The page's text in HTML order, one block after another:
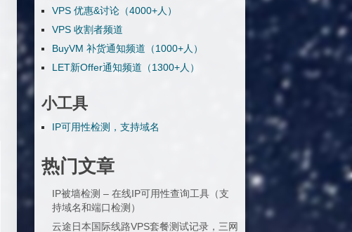
VPS 优惠&讨论（4000+人）
VPS 收割者频道
BuyVM 补货通知频道（1000+人）
LET新Offer通知频道（1300+人）
小工具
IP可用性检测，支持域名
热门文章
IP被墙检测 – 在线IP可用性查询工具（支
持域名和端口检测）
云途日本国际线路VPS套餐测试记录，三网